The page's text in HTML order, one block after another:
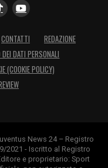
CONTATTI
REDAZIONE
DATI PERSONALI
(COOKIE POLICY)
News 24 – Registro
2021 - Iscritto al Registro
e proprietario: Sport